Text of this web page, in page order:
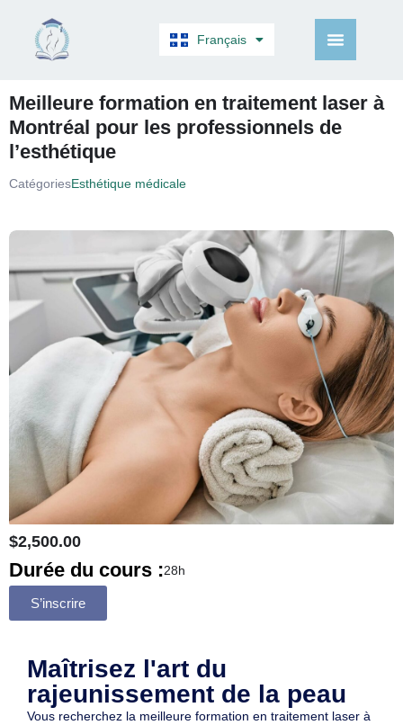
Français
English
Meilleure formation en traitement laser à
Montréal pour les professionnels de
l’esthétique
CatégoriesEsthétique médicale
Maîtrisez l'art du
rajeunissement de la peau
Vous recherchez la meilleure formation en traitement laser à
$2,500.00
Durée du cours :28h
S’inscrire